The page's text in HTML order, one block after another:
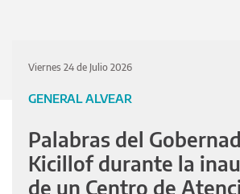
Viernes 24 de Julio 2026
GENERAL ALVEAR
Palabras del
Kicillof durante la
de un Centro de